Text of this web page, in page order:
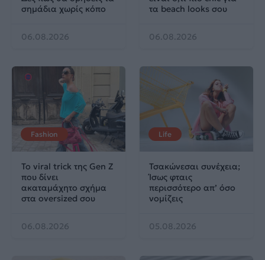
σημάδια χωρίς κόπο
06.08.2026
τα beach looks σου
06.08.2026
Fashion
Το viral trick της Gen Z
που δίνει
ακαταμάχητο σχήμα
στα oversized σου
06.08.2026
Life
Τσακώνεσαι συνέχεια;
Ίσως φταις
περισσότερο απ’ όσο
νομίζεις
05.08.2026